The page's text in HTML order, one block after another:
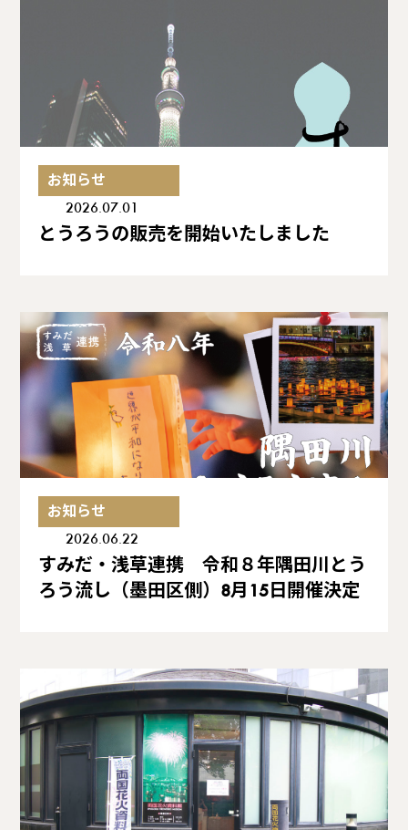
お知らせ
2026.07.01
とうろうの販売を開始いたしました
お知らせ
2026.06.22
すみだ・浅草連携 令和８年隅田川とう
ろう流し（墨田区側）8月15日開催決定